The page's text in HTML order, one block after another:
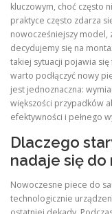
kluczowym, choć często
praktyce często zdarza
nowocześniejszy model,
decydujemy się na
takiej sytuacji pojawia
warto podłączyć nowy
jest jednoznaczna:
większości przypadków
efektywności i pełnego
Dlaczego
nadaje się
Nowoczesne piece do
technologicznie